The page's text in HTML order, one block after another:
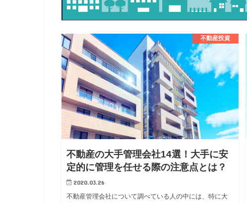
不動産投資
不動産の大手管理会社14選！大手に安
定的に管理を任せる際の注意点とは？
2020.03.26
不動産管理会社について調べている人の中には、特に大